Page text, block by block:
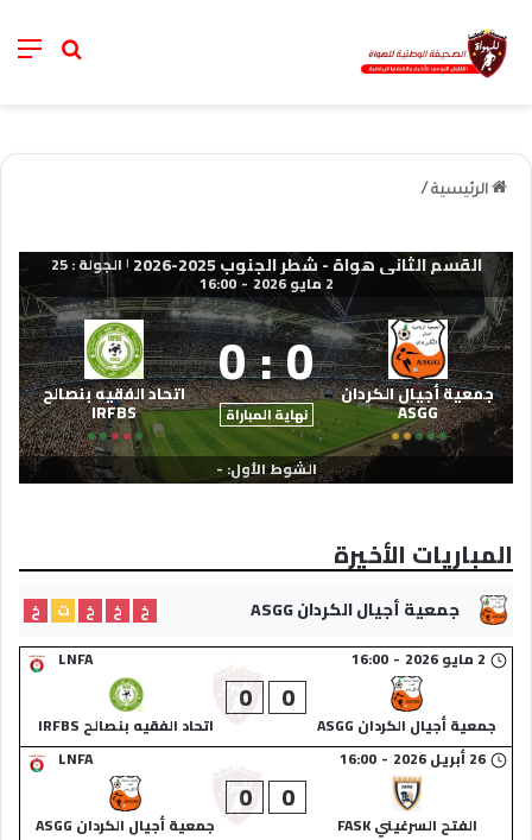
خانة
الرئيسية /
القسم الثاني هواة - شطر الجنوب 2025-2026 | الجولة : 25
2 مايو 2026 -
16:00
جمعية أجيال الكردان
ASGG
0
:
0
نهاية المباراة
اتحاد الفقيه بنصالح
IRFBS
الشوط الأول: -
المباريات الأخيرة
جمعية أجيال الكردان ASGG خ خ خ ت
خ
LNFA
2 مايو 2026 -
16:00
جمعية أجيال الكردان ASGG
0
0
اتحاد الفقيه بنصالح IRFBS
LNFA
26 أبريل 2026 -
16:00
الفتح السرغيني FASK
0
0
جمعية أجيال الكردان ASGG